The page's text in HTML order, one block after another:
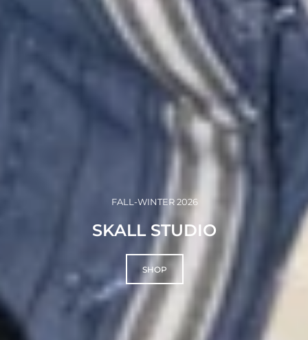
FALL-WINTER 2026
SKALL STUDIO
SHOP